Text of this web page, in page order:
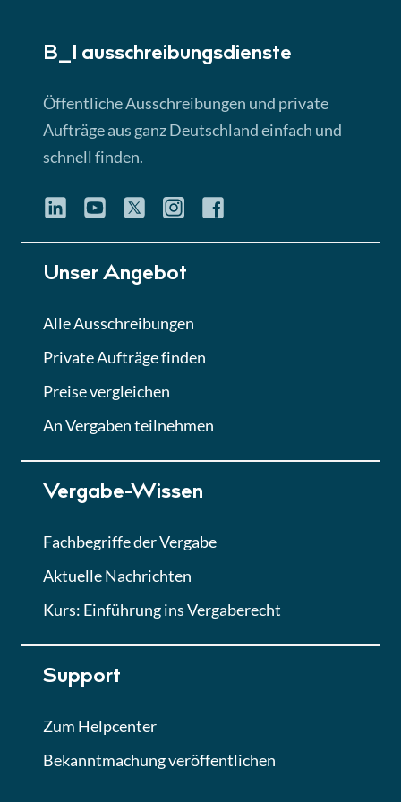
Lektion 3
► 4:31 Min
Quiz
Eignung im Vergabeverfahren
Lektion 6
Abgabe von Angeboten
Lektion
Lektion 7
Finales Quiz
B_I ausschreibungs­dienste
Öffentliche Ausschreibungen und private
Aufträge aus ganz Deutschland einfach und
schnell finden.
Unser Angebot
Alle Ausschreibungen
Private Aufträge finden
Preise vergleichen
An Vergaben teilnehmen
Vergabe-Wissen
Fachbegriffe der Vergabe
Aktuelle Nachrichten
Kurs: Einführung ins Vergaberecht
Support
Zum Helpcenter
Bekanntmachung veröffentlichen